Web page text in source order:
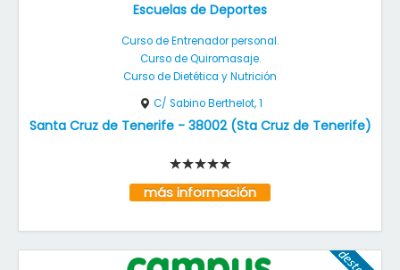
Escuelas de Deportes
Curso de Entrenador personal.
Curso de Quiromasaje.
Curso de Dietética y Nutrición
C/ Sabino Berthelot, 1
Santa Cruz de Tenerife- 38002(Sta Cruz de Tenerife)
más información